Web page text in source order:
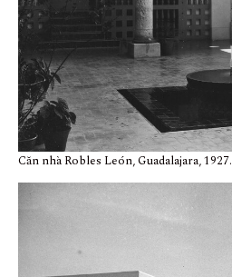
Căn nhà Robles León, Guadalajara, 1927.